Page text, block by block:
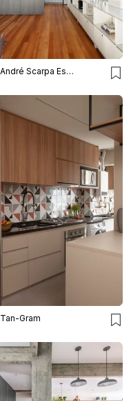
André Scarpa Escritório Arq.
Tan-Gram